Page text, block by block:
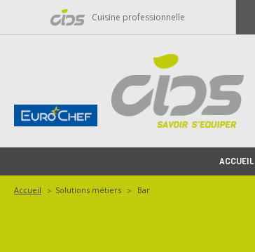
Cuisine professionnelle
ACCUEIL
Accueil Solutions métiers Bar
Panneau de gestion des cookies